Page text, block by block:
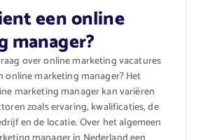
een online
manager?
over online marketing vacatures
online marketing manager? Het
marketing manager kan variëren
zoals ervaring, kwalificaties, de
en de locatie. Over het algemeen